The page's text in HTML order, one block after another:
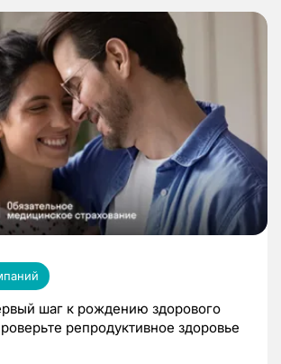
шаг к рождению здорового
репродуктивное здоровье